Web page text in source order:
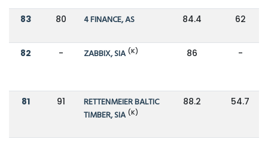
83 80 4 FINANCE, AS 84.4 62
82 - ZABBIX, SIA (K) 86 -
81 91
RETTENMEIER BALTIC
TIMBER, SIA (K)
88.2 54.7